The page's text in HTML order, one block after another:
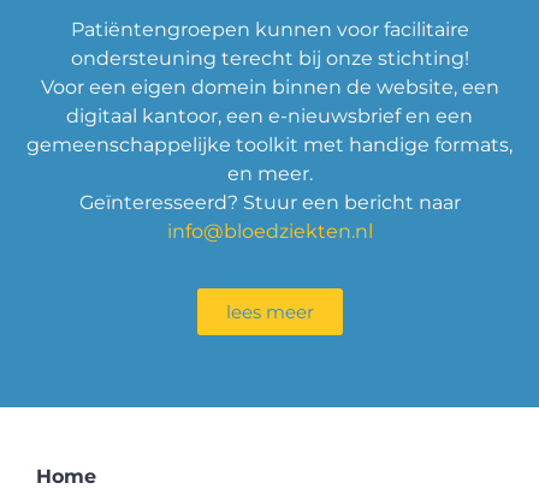
Patiëntengroepen kunnen voor facilitaire
ondersteuning terecht bij onze stichting!
Voor een eigen domein binnen de website, een
digitaal kantoor, een e-nieuwsbrief en een
gemeenschappelijke toolkit met handige formats,
en meer.
Geïnteresseerd? Stuur een bericht naar
info@bloedziekten.nl
lees meer
Home